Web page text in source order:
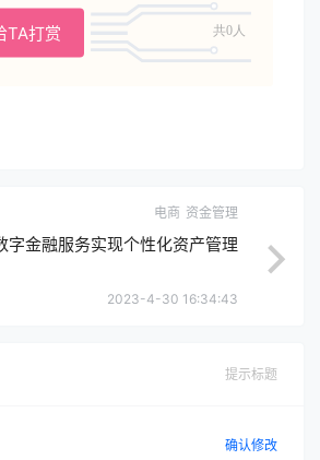
TA打赏 共0人
电商 资金管理
字金融服务实现个性化资产管理
2023-4-30 16:34:43
提示标题
确认修改